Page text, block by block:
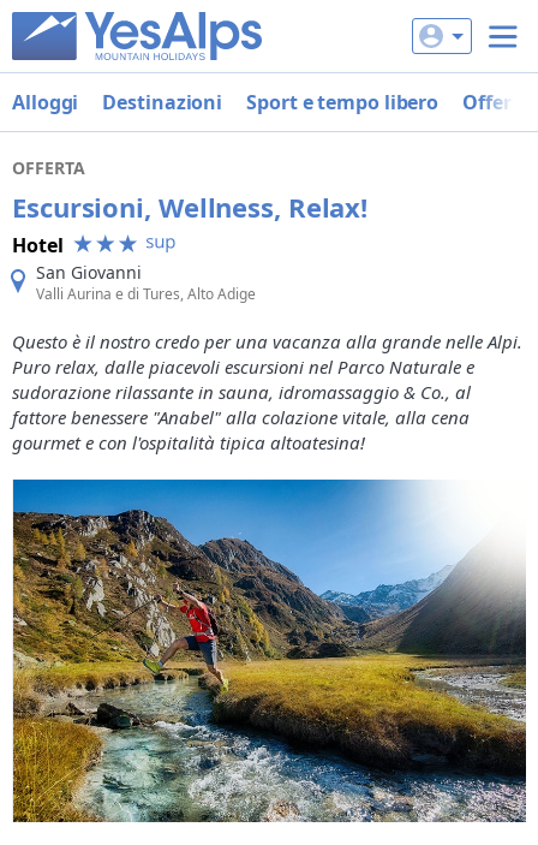
Alloggi Destinazioni Sport e tempo libero Offerte
OFFERTA
Escursioni, Wellness, Relax!
Hotel
San Giovanni
Valli Aurina e di Tures, Alto Adige
Questo è il nostro credo per una vacanza alla grande nelle Alpi.
Puro relax, dalle piacevoli escursioni nel Parco Naturale e
sudorazione rilassante in sauna, idromassaggio & Co., al
fattore benessere "Anabel" alla colazione vitale, alla cena
gourmet e con l'ospitalità tipica altoatesina!